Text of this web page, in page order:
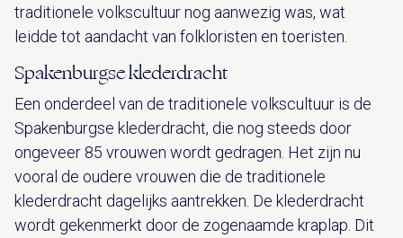
traditionele volkscultuur nog aanwezig was, wat
leidde tot aandacht van folkloristen en toeristen.
Spakenburgse klederdracht
Een onderdeel van de traditionele volkscultuur is de
Spakenburgse klederdracht, die nog steeds door
ongeveer 85 vrouwen wordt gedragen. Het zijn nu
vooral de oudere vrouwen die de traditionele
klederdracht dagelijks aantrekken. De klederdracht
wordt gekenmerkt door de zogenaamde kraplap. Dit